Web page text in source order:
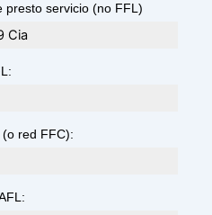
presto servicio (no FFL)
Cia
red FFC):